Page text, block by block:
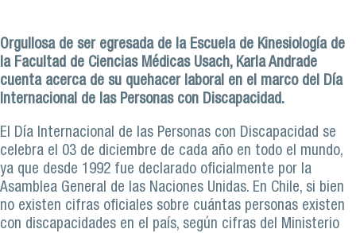
Orgullosa de ser egresada de la Escuela de Kinesiología de
la Facultad de Ciencias Médicas Usach, Karla Andrade
cuenta acerca de su quehacer laboral en el marco del Día
Internacional de las Personas con Discapacidad.
El Día Internacional de las Personas con Discapacidad se
celebra el 03 de diciembre de cada año en todo el mundo,
ya que desde 1992 fue declarado oficialmente por la
Asamblea General de las Naciones Unidas. En Chile, si bien
no existen cifras oficiales sobre cuántas personas existen
con discapacidades en el país, según cifras del Ministerio